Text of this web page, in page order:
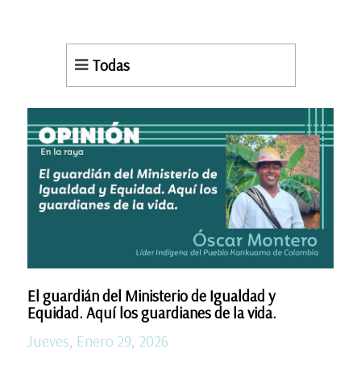
Todas
El guardián del Ministerio de Igualdad y
Equidad. Aquí los guardianes de la vida.
Jueves, Enero 29, 2026